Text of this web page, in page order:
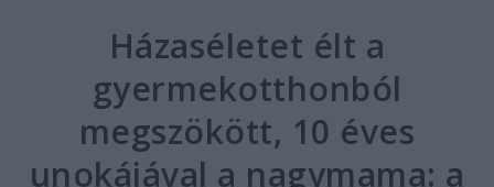
Házaséletet élt a
gyermekotthonból
megszökött, 10 éves
unokájával a nagymama: a